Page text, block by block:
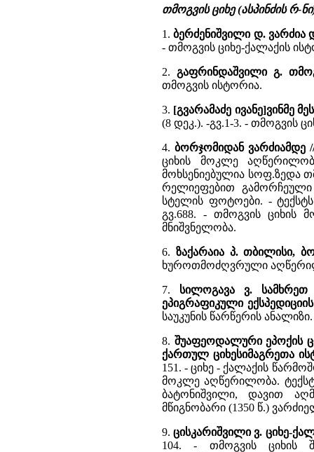
თმოგვის ციხე (ასპინძის რ-
1.ბერძენიშვილი დ. ვარძია
- თმოგვის ციხე-ქალაქის
2. გაფრინდაშვილი გ.
თმოგვის ისტორია.
3. [გვარამაძე ივანე]ვინმე
(8 დეკ.). -გვ.1-3. - თმოგვის
4. ბორჯომიდან ვარძიამდე
ციხის მოკლე
მოხსენიებულია სოფ.ზედა
რელიეფებით
სტელის ფოტოები. -
გვ.688. - თმოგვის ციხის
მნიშვნელობა.
6. ზაქარაია პ. თბილისი,
ხუროთმოძღვრული
7. სილოგავა ვ. სამხრეთ
ეპიგრაფიკული
საუკუნის წარწერის ანალიზი.
8. შუაფეოდალური ეპოქის
ქართულ ციხესიმაგრეთა
151. - ციხე - ქალაქის
მოკლე აღწერილობა.
ბატონიშვილი, დავით
მწიგნობარი (1350 წ.)
9.ცისკარიშვილი ვ. ციხე-
104. - თმოგვის ციხის